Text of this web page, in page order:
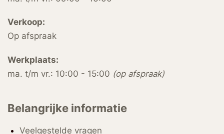
Verkoop:
Op afspraak
Werkplaats:
ma. t/m vr.: 10:00 - 15:00 (op afspraak)
Belangrijke informatie
Veelgestelde vragen